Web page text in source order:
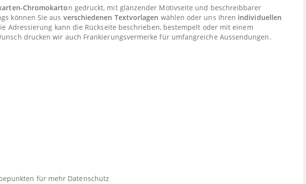
Chromokarton gedruckt, mit glänzender Motivseite und beschreibbarer
können Sie aus verschiedenen Textvorlagen wählen oder uns Ihren individuellen
Adressierung kann die Rückseite beschrieben, bestempelt oder mit einem
drucken wir auch Frankierungsvermerke für umfangreiche Aussendungen.
für mehr Datenschutz